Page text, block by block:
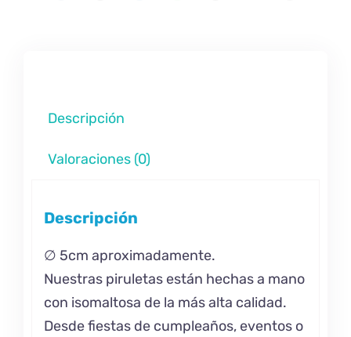
Descripción
Valoraciones (0)
Descripción
∅ 5cm aproximadamente.
Nuestras piruletas están hechas a mano
con isomaltosa de la más alta calidad.
Desde fiestas de cumpleaños, eventos o